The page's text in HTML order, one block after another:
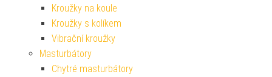
Kroužky na koule
Kroužky s kolíkem
Vibrační kroužky
Masturbátory
Chytré masturbátory